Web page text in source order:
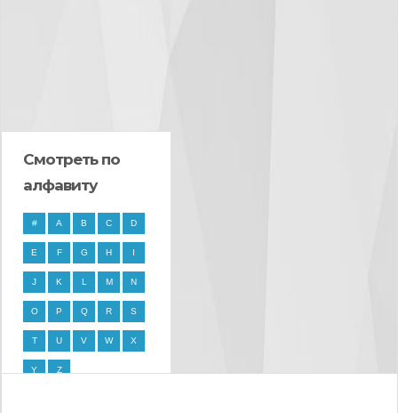
Смотреть по
алфавиту
# A B C D
E F G H I
J K L M N
O P Q R S
T U V W X
Y Z